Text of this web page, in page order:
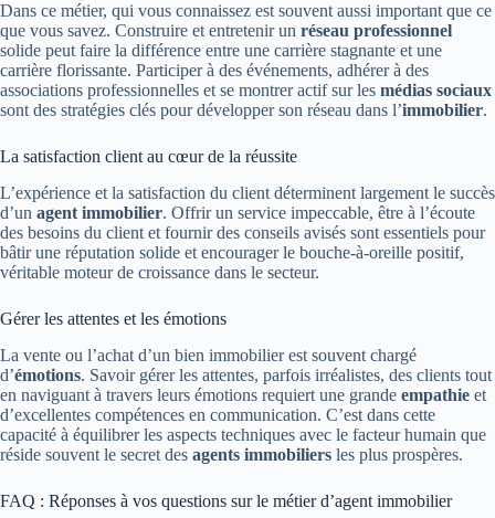
Dans ce métier, qui vous connaissez est souvent aussi important que ce
que vous savez. Construire et entretenir un réseau professionnel
solide peut faire la différence entre une carrière stagnante et une
carrière florissante. Participer à des événements, adhérer à des
associations professionnelles et se montrer actif sur les médias sociaux
sont des stratégies clés pour développer son réseau dans l’immobilier.
La satisfaction client au cœur de la réussite
L’expérience et la satisfaction du client déterminent largement le succès
d’un agent immobilier. Offrir un service impeccable, être à l’écoute
des besoins du client et fournir des conseils avisés sont essentiels pour
bâtir une réputation solide et encourager le bouche-à-oreille positif,
véritable moteur de croissance dans le secteur.
Gérer les attentes et les émotions
La vente ou l’achat d’un bien immobilier est souvent chargé
d’émotions. Savoir gérer les attentes, parfois irréalistes, des clients tout
en naviguant à travers leurs émotions requiert une grande empathie et
d’excellentes compétences en communication. C’est dans cette
capacité à équilibrer les aspects techniques avec le facteur humain que
réside souvent le secret des agents immobiliers les plus prospères.
FAQ : Réponses à vos questions sur le métier d’agent immobilier